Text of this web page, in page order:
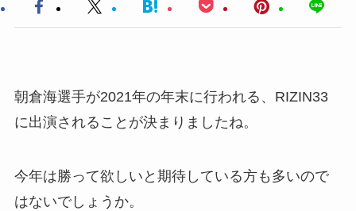
朝倉海選手が2021年の年末に行われる、RIZIN33
に出演されることが決まりましたね。
今年は勝って欲しいと期待している方も多いので
はないでしょうか。